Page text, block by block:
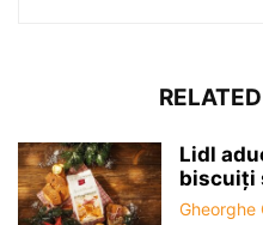
Lidl
biscuiți
Gheorghe